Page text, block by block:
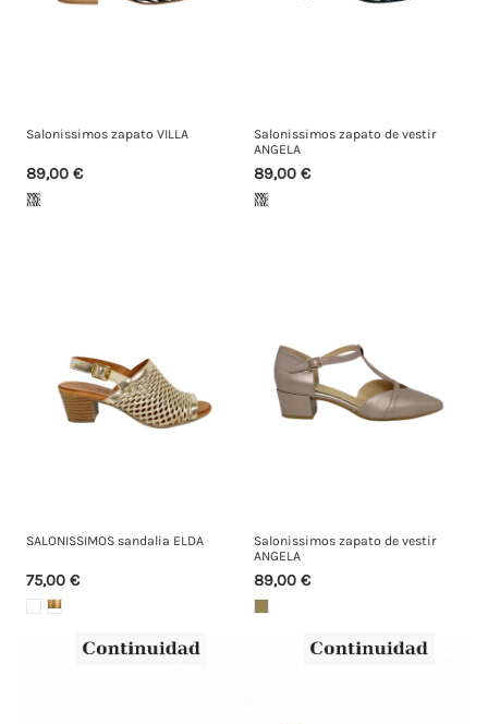
Salonissimos zapato VILLA
89,00 €
Salonissimos zapato de vestir
ANGELA
89,00 €
SALONISSIMOS sandalia ELDA
75,00 €
Salonissimos zapato de vestir
ANGELA
89,00 €